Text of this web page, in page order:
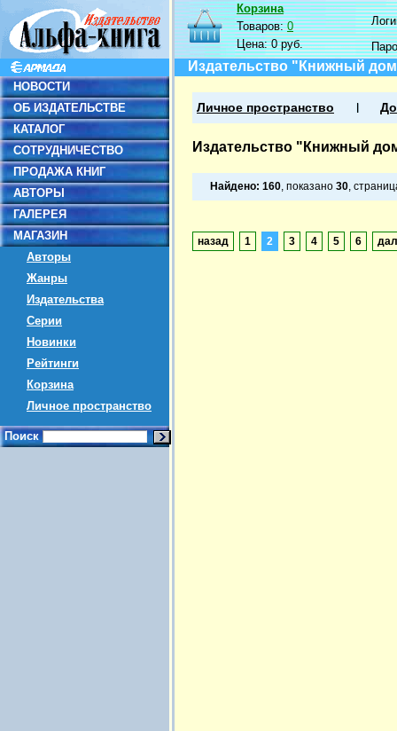
НОВОСТИ
ОБ ИЗДАТЕЛЬСТВЕ
КАТАЛОГ
СОТРУДНИЧЕСТВО
ПРОДАЖА КНИГ
АВТОРЫ
ГАЛЕРЕЯ
МАГАЗИН
Авторы
Жанры
Издательства
Серии
Новинки
Рейтинги
Корзина
Личное пространство
Поиск
Корзина
Товаров:0
Цена:0 руб.
Издательство "Книжный
Личное пространство
Издательство "Книжный
Найдено: 160, показано 30,
назад 1 2 3 4 5 6